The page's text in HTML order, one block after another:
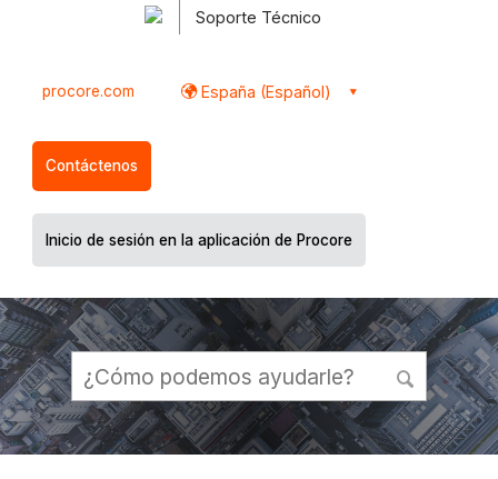
Soporte Técnico
procore.com España (Español)
Contáctenos
Inicio de sesión en la aplicación de Procore